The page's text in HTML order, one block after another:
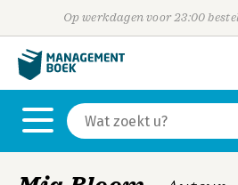
Op werkdagen voor 23:00